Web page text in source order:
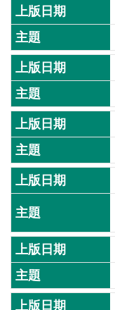
本
部
簡
介
主
題
政
訊
息
快
遞
主